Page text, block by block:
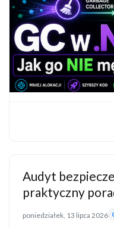
Audyt
praktyczny
poniedziałek, 13 lipca 2026